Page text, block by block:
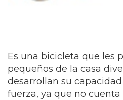
Es una bicicleta que les
pequeños de la casa
desarrollan su
fuerza, ya que no